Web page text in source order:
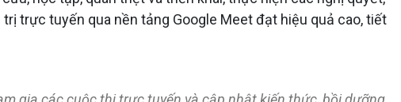
trực tuyến qua nền tảng Google Meet đạt hiệu quả cao, tiết